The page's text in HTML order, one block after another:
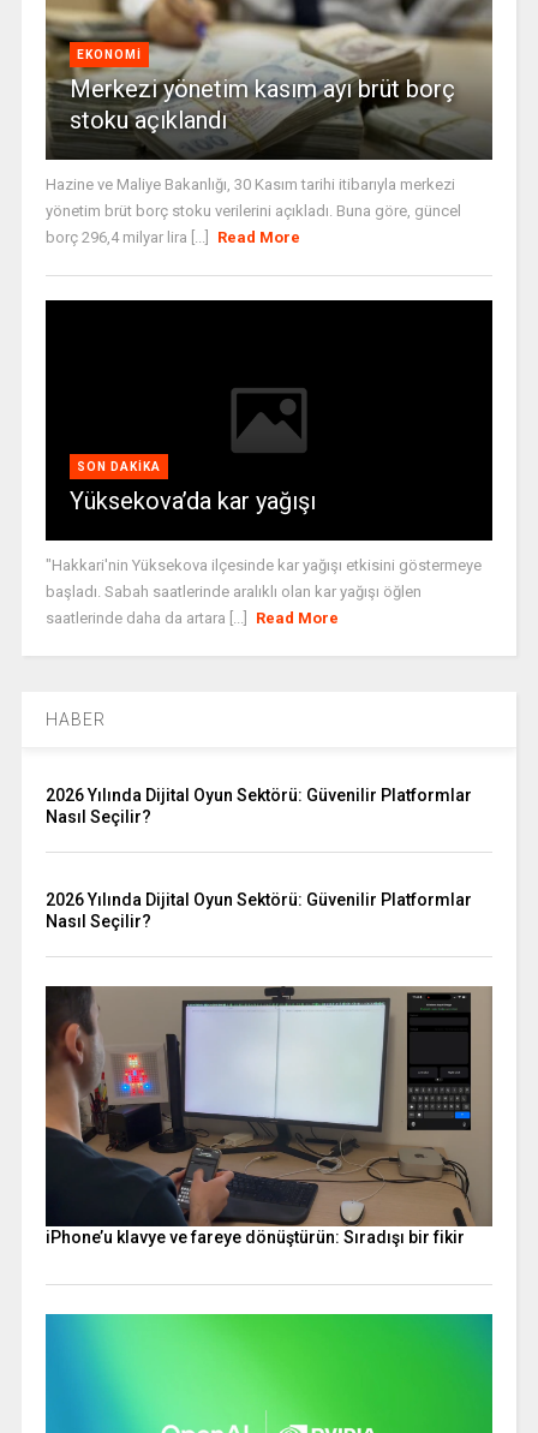
EKONOMI
Merkezi yönetim kasım ayı brüt borç
stoku açıklandı
Hazine ve Maliye Bakanlığı, 30 Kasım tarihi itibarıyla merkezi
yönetim brüt borç stoku verilerini açıkladı. Buna göre, güncel
borç 296,4 milyar lira [...]
Read More
SON DAKIKA
Yüksekova’da kar yağışı
"Hakkari'nin Yüksekova ilçesinde kar yağışı etkisini göstermeye
başladı. Sabah saatlerinde aralıklı olan kar yağışı öğlen
saatlerinde daha da artara [...]
Read More
HABER
2026 Yılında Dijital Oyun Sektörü: Güvenilir Platformlar
Nasıl Seçilir?
2026 Yılında Dijital Oyun Sektörü: Güvenilir Platformlar
Nasıl Seçilir?
iPhone’u klavye ve fareye dönüştürün: Sıradışı bir fikir